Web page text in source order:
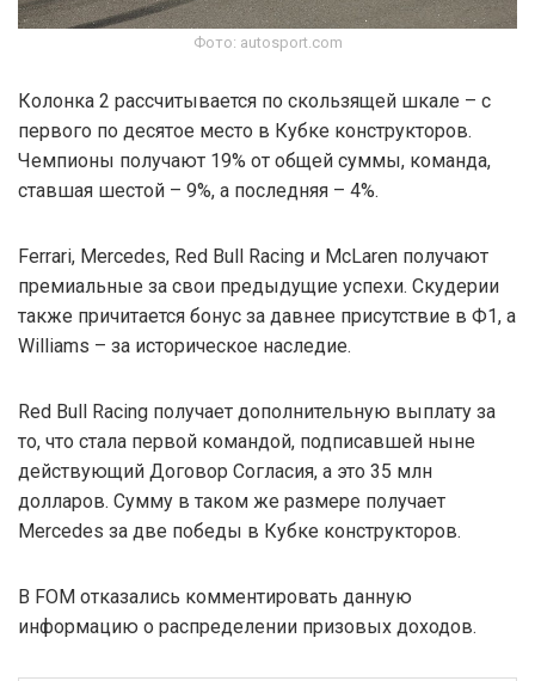
Фото: autosport.com
Колонка 2 рассчитывается по скользящей шкале – с
первого по десятое место в Кубке конструкторов.
Чемпионы получают 19% от общей суммы, команда,
ставшая шестой – 9%, а последняя – 4%.
Ferrari, Mercedes, Red Bull Racing и McLaren получают
премиальные за свои предыдущие успехи. Скудерии
также причитается бонус за давнее присутствие в Ф1, а
Williams – за историческое наследие.
Red Bull Racing получает дополнительную выплату за
то, что стала первой командой, подписавшей ныне
действующий Договор Согласия, а это 35 млн
долларов. Сумму в таком же размере получает
Mercedes за две победы в Кубке конструкторов.
В FOM отказались комментировать данную
информацию о распределении призовых доходов.